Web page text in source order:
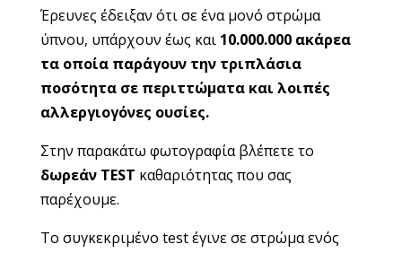
Έρευνες έδειξαν ότι σε ένα μονό στρώμα
ύπνου, υπάρχουν έως και 10.000.000 ακάρεα
τα οποία παράγουν την τριπλάσια
ποσότητασε περιττώματα και λοιπές
αλλεργιογόνες ουσίες.
Στην παρακάτω φωτογραφία βλέπετε το
δωρεάν TEST καθαριότητας που σας
παρέχουμε.
Το συγκεκριμένο test έγινε σε στρώμα ενός